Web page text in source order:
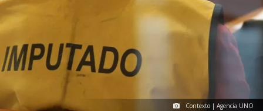
Contexto | Agencia UNO